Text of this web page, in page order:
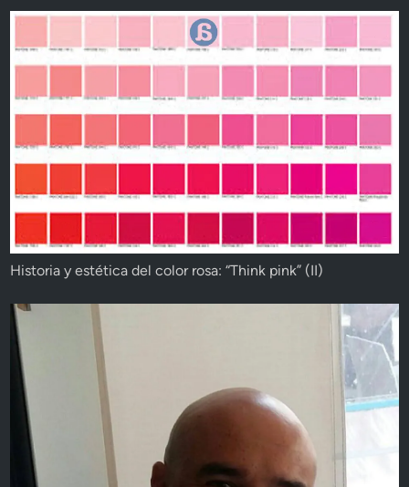
Historia y estética del color rosa: “Think pink” (II)